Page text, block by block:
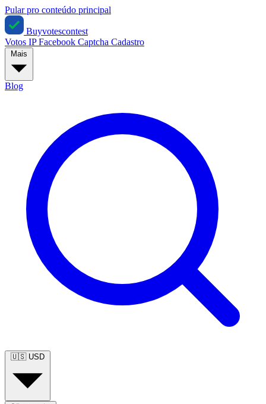
Pular pro conteúdo principal
Buyvotescontest
Votos IPFacebook Captcha Cadastro
Blog
🇺🇸 USD